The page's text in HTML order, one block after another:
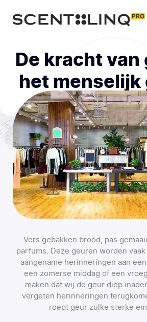
De kracht van
het menselijk
Vers gebakken brood, pas
parfums. Deze geuren worden
aangename herinneringen aan
een zomerse middag of een
maken dat wij de geur diep
vergeten herinneringen
roept geur zulke sterke